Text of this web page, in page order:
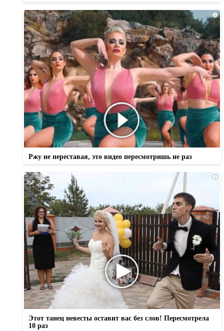
i
Ржу не переставая, это видео пересмотришь не раз
i
Этот танец невесты оставит вас без слов! Пересмотрела
10 раз